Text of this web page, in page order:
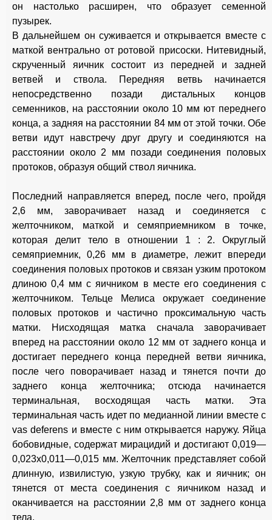
он настолько расширен, что образует семенной
пузырек.
В дальнейшем он суживается и открывается вместе с
маткой вентрально от ротовой присоски. Нитевидный,
скрученный яичник состоит из передней и задней
ветвей и ствола. Передняя ветвь начинается
непосредственно позади дистальных концов
семенников, на расстоянии около 10 мм ют переднего
конца, а задняя на расстоянии 84 мм от этой точки. Обе
ветви идут навстречу друг другу и соединяются на
расстоянии около 2 мм позади соединения половых
протоков, образуя общий ствол яичника.
Последний направляется вперед, после чего, пройдя
2,6 мм, заворачивает назад и соединяется с
желточником, маткой и семяприемником в точке,
которая делит тело в отношении 1 : 2. Округлый
семяприемник, 0,26 мм в диаметре, лежит впереди
соединения половых протоков и связан узким протоком
длиною 0,4 мм с яичником в месте его соединения с
желточником. Тельце Мелиса окружает соединение
половых протоков и частично проксимальную часть
матки. Нисходящая матка сначала заворачивает
вперед на расстоянии около 12 мм от заднего конца и
достигает переднего конца передней ветви яичника,
после чего поворачивает назад и тянется почти до
заднего конца желточника; отсюда начинается
терминальная, восходящая часть матки. Эта
терминальная часть идет по медианной линии вместе с
vas deferens и вместе с ним открывается наружу. Яйца
бобовидные, содержат мирацидий и достигают 0,019—
0,023x0,011—0,015 мм. Желточник представляет собой
длинную, извилистую, узкую трубку, как и яичник; он
тянется от места соединения с яичником назад и
оканчивается на расстоянии 2,8 мм от заднего конца
тела.